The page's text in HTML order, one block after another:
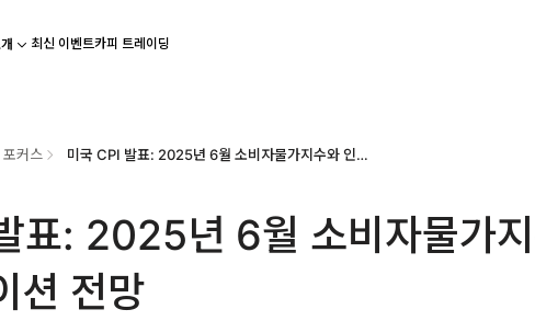
최신 이벤트카피 트레이딩
커스 미국 CPI 발표: 2025년 6월 소비자물가지수와 인플레이션 전망
표: 2025년 6월 소비자물가
션 전망